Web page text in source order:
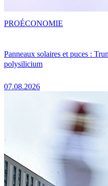
Panneaux solaires et puces :
polysilicium
07.08.2026
PROÉCONOMIE